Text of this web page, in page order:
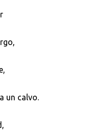
un calvo.